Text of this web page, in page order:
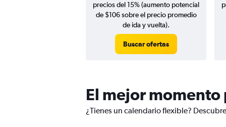
precios del 15% (aumento potencial
de $106 sobre el precio promedio
de ida y vuelta).
Buscar ofertas
El mejor momento
¿Tienes un calendario flexible?